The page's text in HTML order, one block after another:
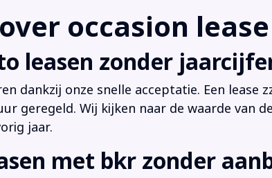
occasion
leasen zonder
dankzij onze snelle acceptatie. Een lease
geregeld. Wij kijken naar de waarde van
jaar.
met bkr zonder